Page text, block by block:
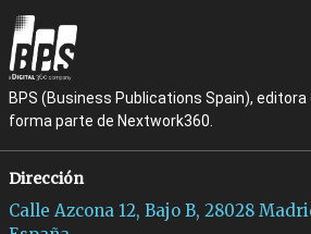
BPS (Business Publications Spain), editora
forma parte de Nextwork360.
Dirección
Calle Azcona 12, Bajo B, 28028